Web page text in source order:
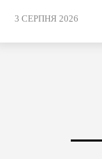
3 СЕРПНЯ 2026